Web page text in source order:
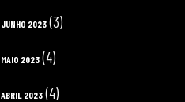
JUNHO 2023 (3)
MAIO 2023 (4)
ABRIL 2023 (4)